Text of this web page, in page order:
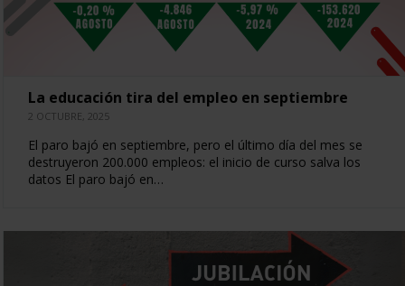
La educación tira del empleo en septiembre
2 OCTUBRE, 2025
El paro bajó en septiembre, pero el último día del mes se
destruyeron 200.000 empleos: el inicio de curso salva los
datos El paro bajó en…